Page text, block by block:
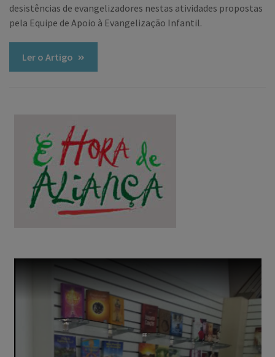
desistências de evangelizadores nestas atividades propostas
pela Equipe de Apoio à Evangelização Infantil.
Ler o Artigo